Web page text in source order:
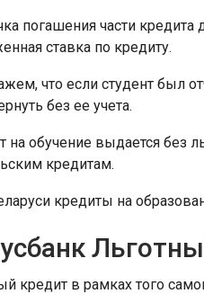
погашения части кредита
ставка по кредиту.
что если студент был
без ее учета.
на обучение выдается без
кредитам.
кредиты на
кредит в рамках того